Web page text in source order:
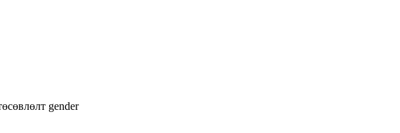
gender